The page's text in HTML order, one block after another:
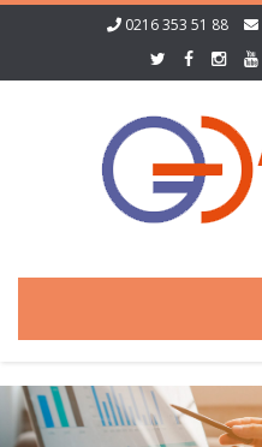
0216 353 51 88